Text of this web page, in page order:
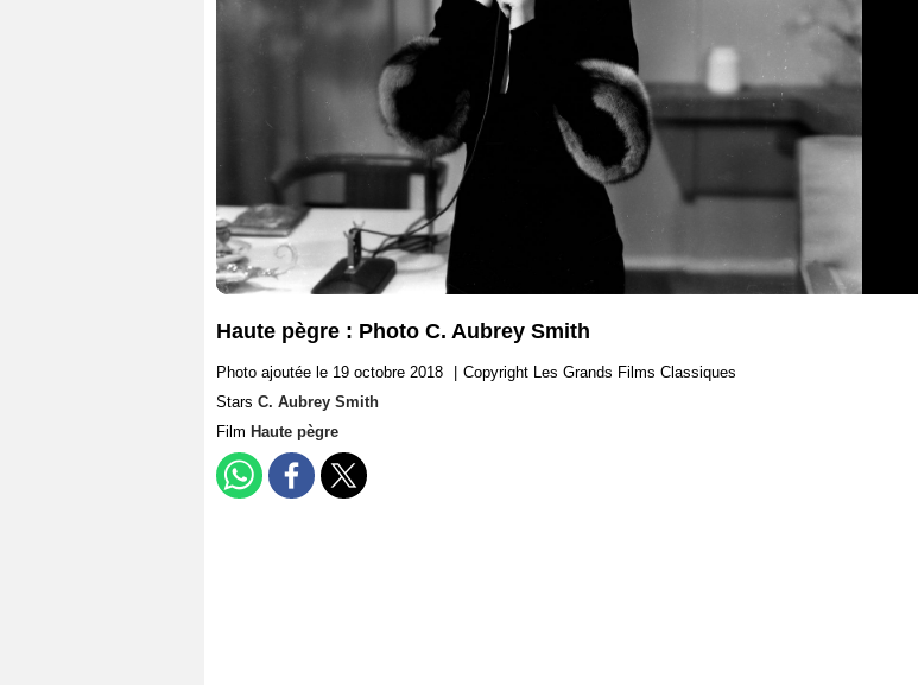
Haute pègre : Photo C. Aubrey Smith
Photo ajoutée le 19 octobre 2018
Copyright Les Grands Films Classiques
Stars C. Aubrey Smith
Film Haute pègre